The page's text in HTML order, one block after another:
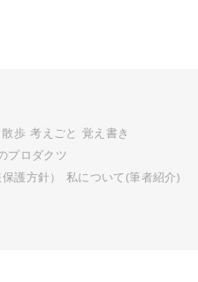
散歩 考えごと 覚え書き
プロダクツ
護方針）
私について(筆者紹介)